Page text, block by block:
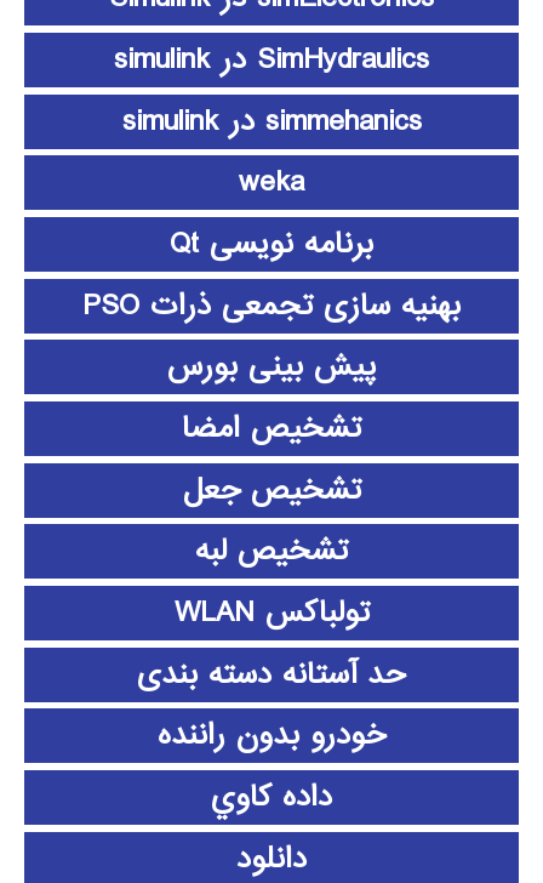
SimHydraulics در simulink
simmehanics در simulink
weka
برنامه نویسی Qt
بهنیه سازی تجمعی ذرات PSO
پیش بینی بورس
تشخیص امضا
تشخیص جعل
تشخیص لبه
تولباکس WLAN
حد آستانه دسته بندی
خودرو بدون راننده
داده كاوي
دانلود